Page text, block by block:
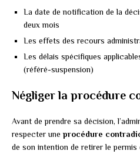
La date de notification de la
deux mois
Les effets des recours
Les délais spécifiques
(référé-suspension)
Négliger la procédure
Avant de prendre sa décision,
respecter une procédure
de son intention de retirer le